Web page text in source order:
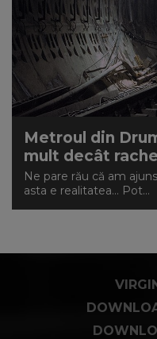
Metroul din
mult decât
Ne pare rău că am
asta e realitatea... Pot...